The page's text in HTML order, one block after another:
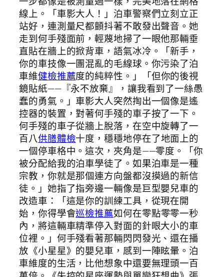
線上。「車影大人！」泊車警察們立刻立正
站好，連測量尺都顫抖著不敢發出聲音。她
走到何手殘面前，輕蔑地掃了一眼他那輛垂
直貼在牆上的掀背車，語氣冰冷。「新手，
你的車技像一團混亂的毛線球。你污染了泊
車維健檢推薦度的純粹性。」「但你的後視
鏡貼紙——『永不放棄』，讓我看到了一絲愚
蠢的勇氣。」車影大人突然掏出一個像是遙
控器的裝置，對著何手殘的車子按了一下。
何手殘的車子從牆上脫落，在空中旋轉了一
百八供膳體檢十度，穩穩地停在了地面上的
一個停車格中。這次，夾角是——零度。「你
被分配給我的泊車學徒了。如果泊車是一種
宗教，你就是那個連方向盤都沒摸過的新信
徒。」她指了指旁邊一輛像是巨型嬰兒車的
改造車：「這是你的訓練工具，從現在開
始，你得學會巡檢推薦如何在零點零零一秒
內，將這輛車精準停入對面的針眼大小的車
位裡。」何手殘看著那輛閃閃發光、還在播
放《小星星》的嬰兒車，感到一陣眩暈。泊
車維度的生活，比他想象中還要無理頭一百